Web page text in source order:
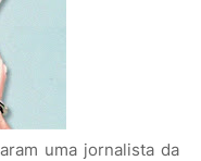
uma jornalista da